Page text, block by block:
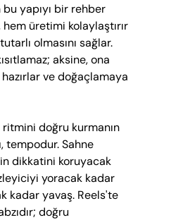
yapıyı bir rehber
üretimi kolaylaştırır
olmasını sağlar.
aksine, ona
ve doğaçlamaya
doğru kurmanın
tempodur. Sahne
dikkatini koruyacak
yoracak kadar
kadar yavaş. Reels'te
doğru